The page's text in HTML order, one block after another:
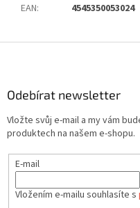
EAN: 4545350053024
Odebírat newsletter
Vložte svůj e-mail a my vám
produktech na našem e-shopu.
E-mail
Vložením e-mailu souhlasíte s